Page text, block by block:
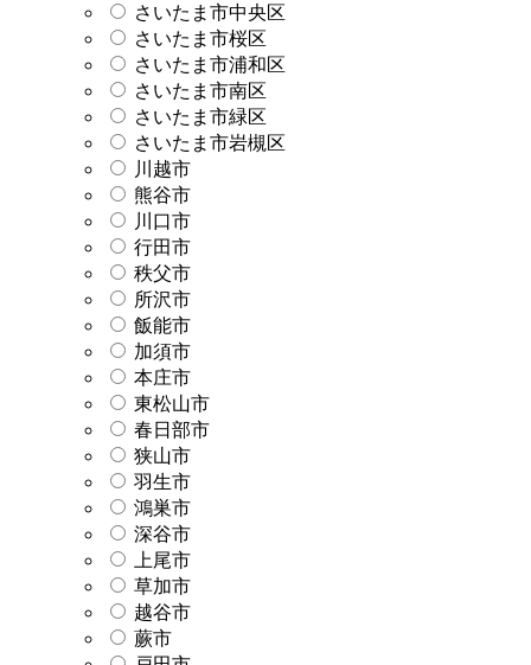
さいたま市中央区
さいたま市桜区
さいたま市浦和区
さいたま市南区
さいたま市緑区
さいたま市岩槻区
川越市
熊谷市
川口市
行田市
秩父市
所沢市
飯能市
加須市
本庄市
東松山市
春日部市
狭山市
羽生市
鴻巣市
深谷市
上尾市
草加市
越谷市
蕨市